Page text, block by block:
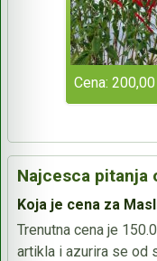
Cena:
Najcesca pitanja
Koja je cena za
Trenutna cena je
artikla i azurira se od